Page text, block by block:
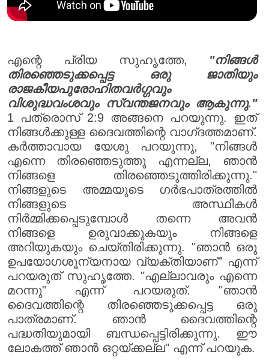
എന്റെ പ്രിയ സുഹൃത്തേ, "നിങ്ങൾ
തിരഞ്ഞെടുക്കപ്പെട്ട ഒരു ജാതിയും
രാജകീയപുരോഹിതവർഗ്ഗവും
വിശുദ്ധവംശവും സ്വന്തജനവും ആകുന്നു."
1 പത്രൊസ് 2:9 അങ്ങനെ പറയുന്നു. ഇത്
നിങ്ങൾക്കുള്ള ദൈവത്തിന്റെ വാഗ്‌ദത്തമാണ്.
കർത്താവായ യേശു പറയുന്നു, "നിങ്ങൾ
എന്നെ തിരഞ്ഞെടുത്തു എന്നല്ല, ഞാൻ
നിങ്ങളെ തിരഞ്ഞെടുത്തിരിക്കുന്നു."
നിങ്ങളുടെ അമ്മയുടെ ഗർഭപാത്രത്തിൽ
നിങ്ങളുടെ അസ്ഥികൾ
നിർമ്മിക്കപ്പെടുമ്പോൾ തന്നെ അവൻ
നിങ്ങളെ ഉരുവാക്കുകയും നിങ്ങളെ
അറിയുകയും ചെയ്തിരിക്കുന്നു. "ഞാൻ ഒരു
ഉപയോഗശൂന്യനായ വ്യക്തിയാണ്" എന്ന്
പറയരുത് സുഹൃത്തേ. "എല്ലാവരും എന്നെ
മറന്നു" എന്ന് പറയരുത്. "ഞാൻ
ദൈവത്തിന്റെ തിരഞ്ഞെടുക്കപ്പെട്ട ഒരു
പാത്രമാണ്. ഞാൻ ദൈവത്തിന്റെ
പദ്ധതിയുമായി ബന്ധപ്പെട്ടിരിക്കുന്നു. ഈ
ലോകത്ത് ഞാൻ ഒറ്റയ്ക്കല്ല" എന്ന് പറയുക.